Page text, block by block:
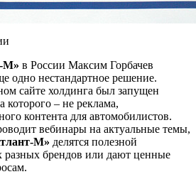
М» в России Максим Горбачев
одно нестандартное решение.
сайте холдинга был запущен
которого – не реклама,
контента для автомобилистов.
вебинары на актуальные темы,
М» делятся полезной
разных брендов или дают ценные